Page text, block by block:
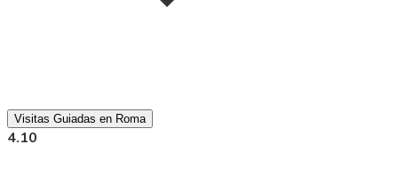
Visitas Guiadas en Roma
4.10